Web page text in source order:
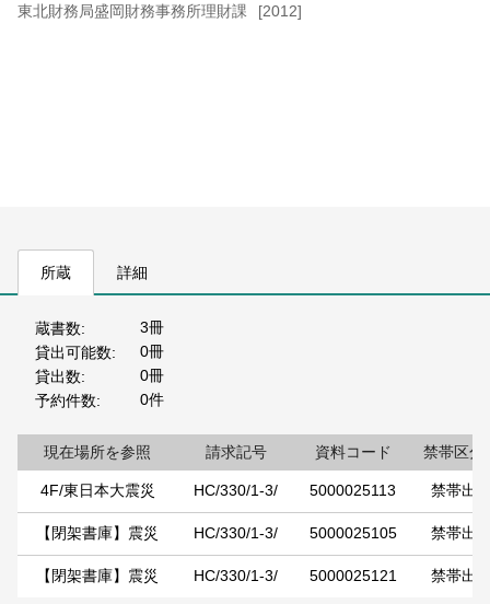
東北財務局盛岡財務事務所理財課
[2012]
所蔵 詳細
蔵書数
3冊
貸出可能数
0冊
貸出数
0冊
予約件数
0件
現在場所を参照 請求記号 資料コード 禁帯区分
4F/東日本大震災 HC/330/1-3/ 5000025113 禁帯出
【閉架書庫】震災 HC/330/1-3/ 5000025105 禁帯出
【閉架書庫】震災 HC/330/1-3/ 5000025121 禁帯出